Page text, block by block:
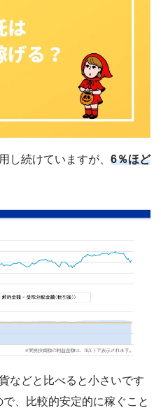
し続けていますが、 6％ほど
などと比べると小さいです
、比較的安定的に稼ぐこと